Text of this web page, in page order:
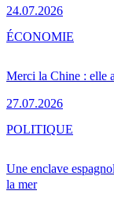
24.07.2026
Merci la Chine : elle
27.07.2026
ÉCONOMIE
Une enclave
la mer
POLITIQUE